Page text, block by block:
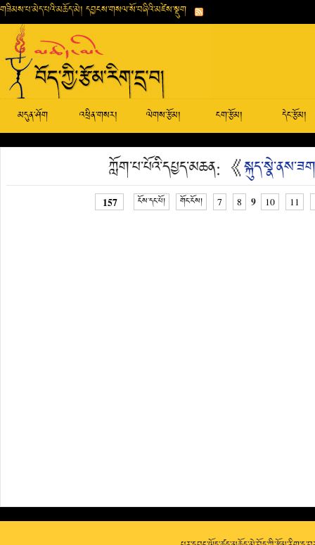
གཟིམས་པ་མེད་པའི་མཆོད་མེ། དབྱངས་གསལ་སོ་བཞིའི་མཛེས་སྡུག
མདུན་ཤོག འཕྲིན་གསར། ལེགས་རྩོམ། ངག་རྩོམ། དེང་རྩོམ།
ཀློག་པ་པོའི་དཔྱད་མཆན: 《
157 ངོས་དང་པོ། གོང་ངོས། 7 8 9 10 11